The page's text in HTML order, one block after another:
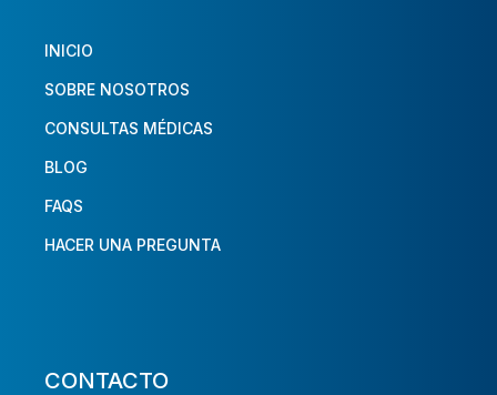
INICIO
SOBRE NOSOTROS
CONSULTAS MÉDICAS
BLOG
FAQS
HACER UNA PREGUNTA
CONTACTO